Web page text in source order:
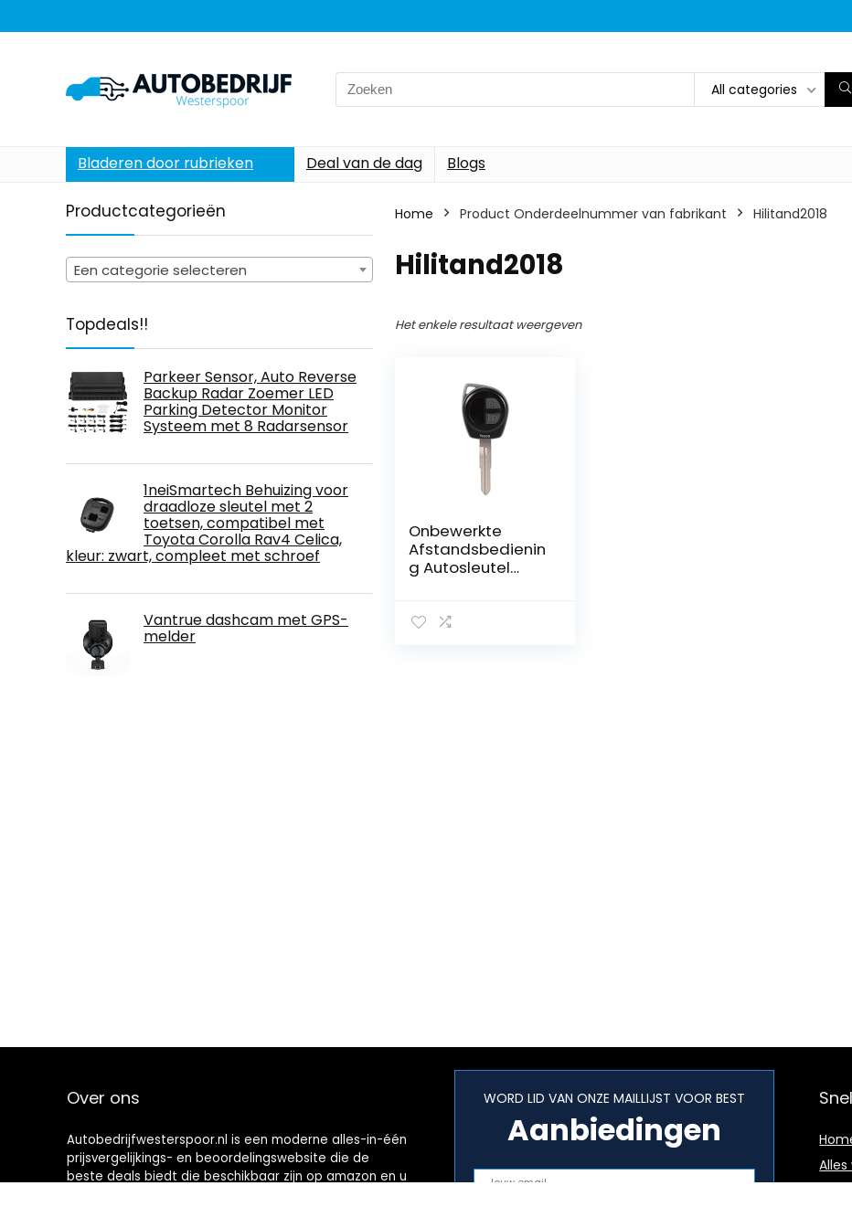
Search
for:
All categories
Bladeren door rubrieken Deal van de dag Blogs
Productcategorieën
Een categorie selecteren
Topdeals!!
Parkeer Sensor, Auto Reverse
Backup Radar Zoemer LED
Parking Detector Monitor
Systeem met 8 Radarsensor
1neiSmartech Behuizing voor
draadloze sleutel met 2
toetsen, compatibel met
Toyota Corolla Rav4 Celica,
kleur: zwart, compleet met schroef
Vantrue dashcam met GPS-
melder
Home Product Onderdeelnummer van fabrikant ‎Hilitand2018
‎Hilitand2018
Het enkele resultaat weergeven
Onbewerkte
Afstandsbedienin
g Autosleutel
Suzuki modellen
Over ons
Autobedrijfwesterspoor.nl is een moderne alles-in-één
prijsvergelijkings- en beoordelingswebsite die de
beste deals biedt die beschikbaar zijn op amazon en u
WORD LID VAN ONZE MAILLIJST VOOR BEST
Aanbiedingen